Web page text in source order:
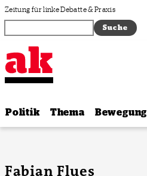
Zum Inhalt springen
Zeitung für linke Debatte & Praxis
Politik Thema Bewegung
Fabian Flues